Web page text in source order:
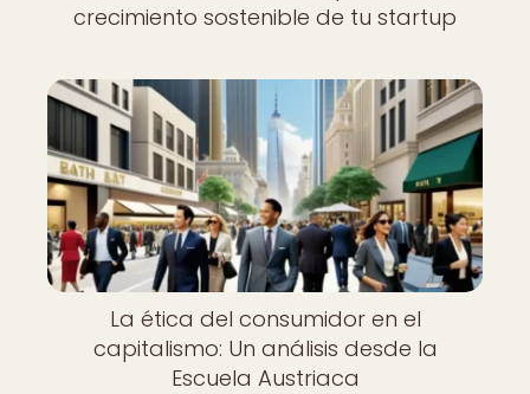
crecimiento sostenible de tu startup
La ética del consumidor en el
capitalismo: Un análisis desde la
Escuela Austriaca